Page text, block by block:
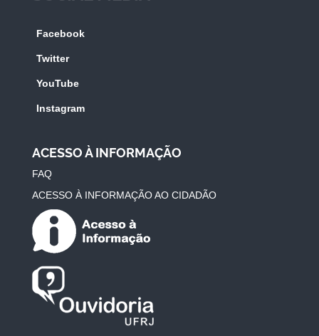
Facebook
Twitter
YouTube
Instagram
ACESSO À INFORMAÇÃO
FAQ
ACESSO À INFORMAÇÃO AO CIDADÃO